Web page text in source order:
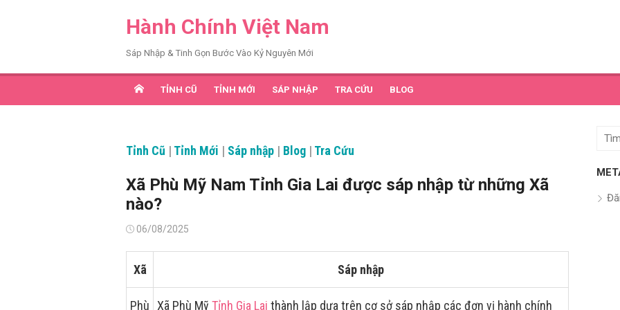
Hành Chính Việt Nam
Sáp Nhập & Tinh Gọn Bước Vào Kỷ Nguyên Mới
TỈNH CŨ TỈNH MỚI SÁP NHẬP TRA CỨU BLOG
Tỉnh Cũ | Tỉnh Mới | Sáp nhập | Blog | Tra Cứu
Xã Phù Mỹ Nam Tỉnh Gia Lai được sáp nhập từ những Xã
nào?
Đăng06/08/2025
Xã Sáp nhập
Phù
Xã Phù Mỹ Tỉnh Gia Lai thành lập dựa trên cơ sở sáp nhập các đơn vị hành chính
Tìm
quả